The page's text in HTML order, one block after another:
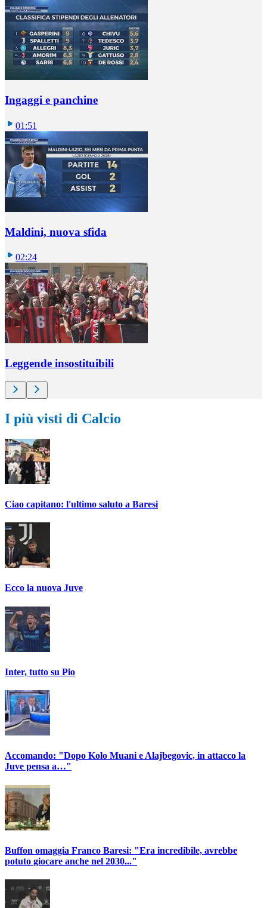
Ingaggi e panchine
01:51
Maldini, nuova sfida
02:24
Leggende insostituibili
I più visti di Calcio
Ciao capitano: l'ultimo saluto a Baresi
Ecco la nuova Juve
Inter, tutto su Pio
Accomando: "Dopo Kolo Muani e Alajbegovic, in attacco la
Juve pensa a…"
Buffon omaggia Franco Baresi: "Era incredibile, avrebbe
potuto giocare anche nel 2030..."